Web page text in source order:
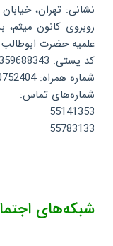
نشانی: تهران،
علمیه حضرت ابوطالب
کد پستی: 1359688343
شماره همراه: 09190752404
شماره‌های تماس:
55141353
55783133
شبکه‌های